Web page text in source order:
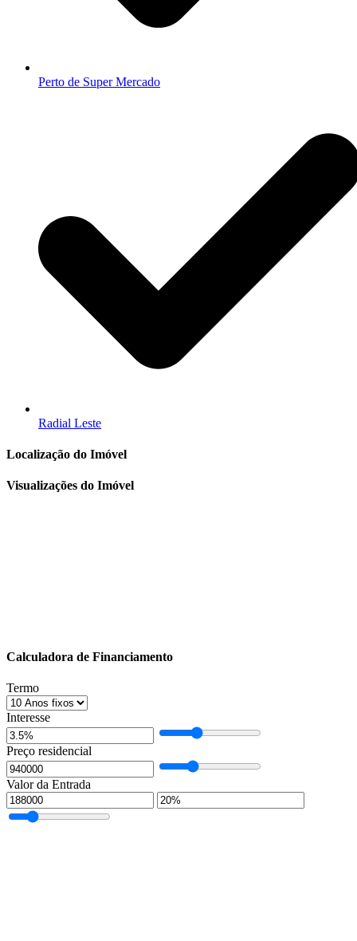
Perto de Super Mercado
Radial Leste
Localização do Imóvel
Visualizações do Imóvel
Calculadora de Financiamento
Termo
Interesse
Preço residencial
Valor da Entrada